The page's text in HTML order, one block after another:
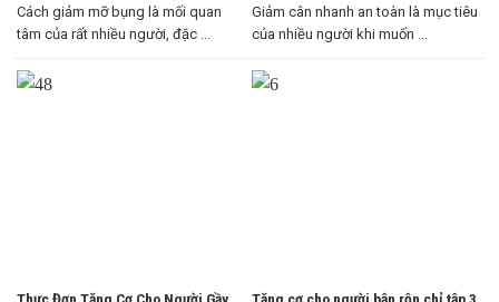
Cách giảm mỡ bụng là mối quan
tâm của rất nhiều người, đặc ...
Giảm cân nhanh an toàn là mục tiêu
của nhiều người khi muốn ...
Thực Đơn Tăng Cơ Cho Người Gầy
Tăng cơ cho người bận rộn chỉ tập 3